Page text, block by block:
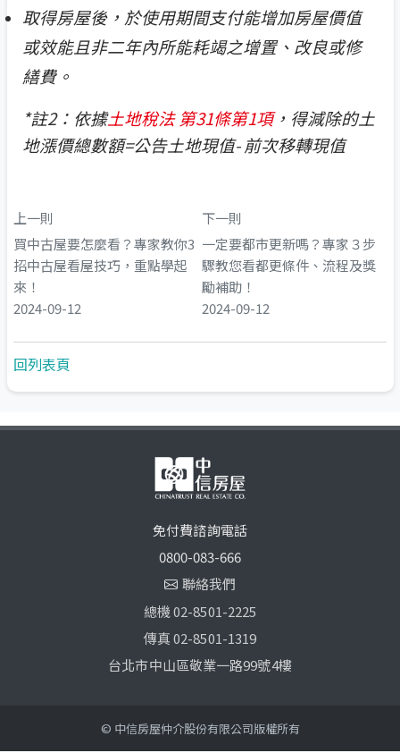
取得房屋後，於使用期間支付能增加房屋價值
或效能且非二年內所能耗竭之增置、改良或修
繕費。
*註2：依據土地稅法 第31條第1項，得減除的土
地漲價總數額=公告土地現值- 前次移轉現值
上一則
買中古屋要怎麼看？專家教你3
招中古屋看屋技巧，重點學起
來！
2024-09-12
下一則
一定要都市更新嗎？專家３步
驟教您看都更條件、流程及獎
勵補助！
2024-09-12
回列表頁
免付費諮詢電話
0800-083-666
聯絡我們
總機 02-8501-2225
傳真 02-8501-1319
台北市中山區敬業一路99號4樓
© 中信房屋仲介股份有限公司版權所有